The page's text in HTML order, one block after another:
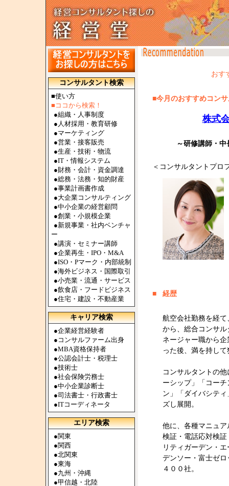
コンサルタント検索
■使い方
■ココから検索！
●組織・人事制度
● 人材採用・教育研修
●マーケティング
●営業・接客販売
●生産・技術・物流
●IT・情報システム
●財務・会計・資金調達
●総務・法務・知的財産
●事業計画書作成
●大企業コンサルティング
●中小企業の経営顧問
●創業・小規模企業
●新規事業・社内ベンチャ
ー
●講演・セミナー講師
●企業再生・IPO・M&A
●ISO・Pマーク・内部統制
●海外ビジネス・国際取引
●小売業・流通・サービス
●飲食店・フードビジネス
●住宅・建設・不動産業
キャリア検索
●企業経営経験者
● コンサルファーム出身
●MBA資格保持者
●公認会計士・税理士
●技術士
●社会保険労務士
●中小企業診断士
●司法書士・行政書士
●ITコーディネータ
エリア検索
●関東
●関西
●北関東
●東海
●九州・沖縄
●甲信越・北陸
おす
■今月のおすすめコン
株式
～研修講師・
＜コンサルタントプロ
■ 経歴
航空会社勤務を経
から、総合コンサ
ネージャー職から
った後、満を持して
コンサルタントの
ーシップ」「コー
ン」「ダイバシテ
ズし展開。
他に、各種マニュ
検証・電話応対検
リティガーデン・
デンソー・富士ゼ
４００社。